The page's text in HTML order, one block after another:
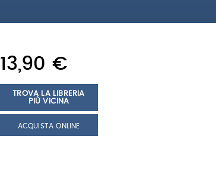
13,90 €
TROVA LA LIBRERIA
PIÙ VICINA
ACQUISTA ONLINE